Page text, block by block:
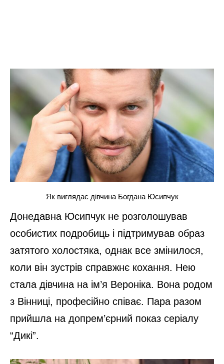
Як виглядає дівчина Богдана Юсипчук
Донедавна Юсипчук не розголошував
особистих подробиць і підтримував образ
затятого холостяка, однак все змінилося,
коли він зустрів справжнє кохання. Нею
стала дівчина на ім’я Вероніка. Вона родом
з Вінниці, професійно співає. Пара разом
прийшла на допрем’єрний показ серіалу
“Дикі”.